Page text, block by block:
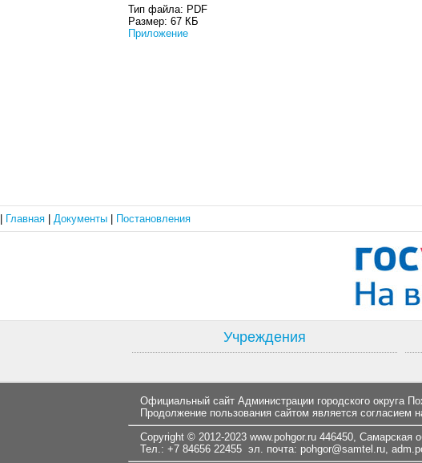
Тип файла: PDF
Размер: 67 КБ
Приложение
Главная Документы Постановления
Учреждения
Официальный сайт Администрации городского округа
Продолжение пользования сайтом является согласием
Copyright © 2012-2023 www.pohgor.ru 446450, Самарская
Тел.: +7 84656 22455 эл. почта: pohgor@samtel.ru,